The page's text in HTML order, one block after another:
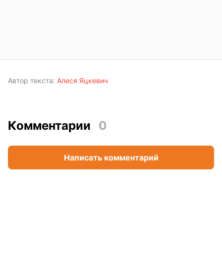
Автор текста: Алеся Яцкевич
Комментарии 0
Написать комментарий